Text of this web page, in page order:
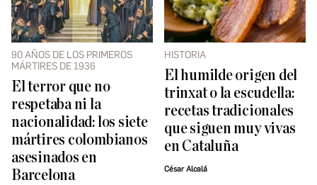
90 AÑOS DE LOS PRIMEROS
MÁRTIRES DE 1936
El terror que no
respetaba ni la
nacionalidad: los siete
mártires colombianos
asesinados en
Barcelona
HISTORIA
El humilde origen del
trinxat o la escudella:
recetas tradicionales
que siguen muy vivas
en Cataluña
César Alcalá